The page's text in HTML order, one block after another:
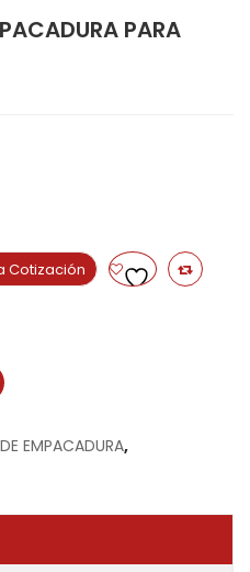
PARA
Cotización
EMPACADURA,